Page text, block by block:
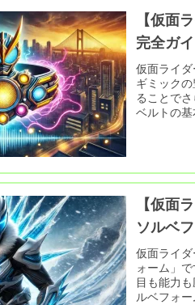
【仮面
完全ガ
仮面ライダ
ギミック
ることで
ベルトの
【仮面
ソルベ
仮面ライ
ォーム」
目も能力
ルベフォ